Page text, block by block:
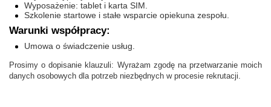
Wyposażenie: tablet i karta SIM.
Szkolenie startowe i stałe wsparcie opiekuna zespołu.
Warunki współpracy:
Umowa o świadczenie usług.
Prosimy o dopisanie klauzuli: Wyrażam zgodę na przetwarzanie moich
danych osobowych dla potrzeb niezbędnych w procesie rekrutacji.